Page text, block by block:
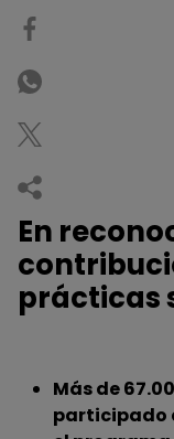
En
prácticas
Más de
participado